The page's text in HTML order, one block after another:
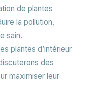
de plantes
la pollution,
sain.
plantes d’intérieur
des
maximiser leur